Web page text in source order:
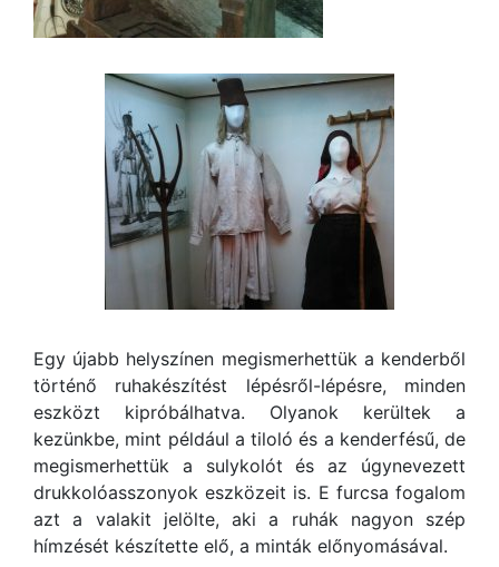
Egy újabb helyszínen megismerhettük a kenderből
történő ruhakészítést lépésről-lépésre, minden
eszközt kipróbálhatva. Olyanok kerültek a
kezünkbe, mint például a tiloló és a kenderfésű, de
megismerhettük a sulykolót és az úgynevezett
drukkolóasszonyok eszközeit is. E furcsa fogalom
azt a valakit jelölte, aki a ruhák nagyon szép
hímzését készítette elő, a minták előnyomásával.